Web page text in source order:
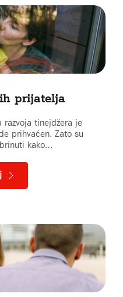
prijatelja
razvoja tinejdžera je
prihvaćen. Zato su
kako…